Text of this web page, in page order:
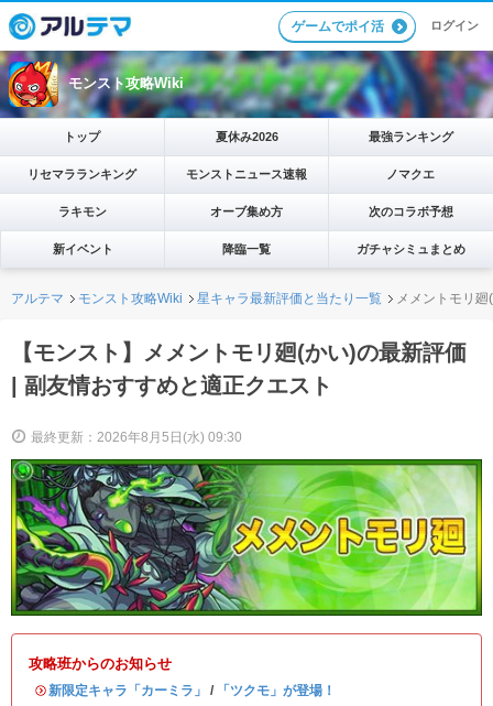
ゲームでポイ活 ログイン
モンスト攻略Wiki
トップ 夏休み2026 最強ランキング
リセマラランキング モンストニュース速報 ノマクエ
ラキモン オーブ集め方 次のコラボ予想
新イベント 降臨一覧 ガチャシミュまとめ
アルテマ モンスト攻略Wiki 星キャラ最新評価と当たり一覧 メメントモリ
【モンスト】メメントモリ廻(かい)の最新評価
| 副友情おすすめと適正クエスト
最終更新：2026年8月5日(水) 09:30
攻略班からのお知らせ
・新限定キャラ「カーミラ」 /
「ツクモ」が登場！